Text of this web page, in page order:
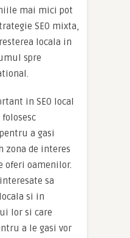
mai mici pot
SEO mixta,
locala in
spre
in SEO local
a gasi
zona de interes
oferi oamenilor.
sa
si in
lor si care
a le gasi vor